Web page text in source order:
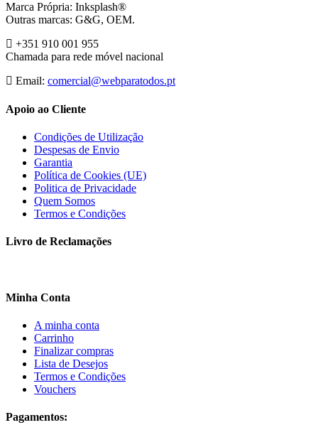
Marca Própria: Inksplash®
Outras marcas: G&G, OEM.
+351 910 001 955
Chamada para rede móvel nacional
Email: comercial@webparatodos.pt
Apoio ao Cliente
Condições de Utilização
Despesas de Envio
Garantia
Política de Cookies (UE)
Politica de Privacidade
Quem Somos
Termos e Condições
Livro de Reclamações
Minha Conta
A minha conta
Carrinho
Finalizar compras
Lista de Desejos
Termos e Condições
Vouchers
Pagamentos: